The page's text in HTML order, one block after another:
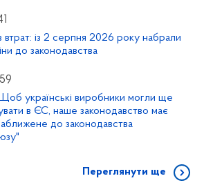
із 2 серпня 2026 року набрали
до законодавства
українські виробники могли ще
в ЄС, наше законодавство має
до законодавства
Переглянути ще